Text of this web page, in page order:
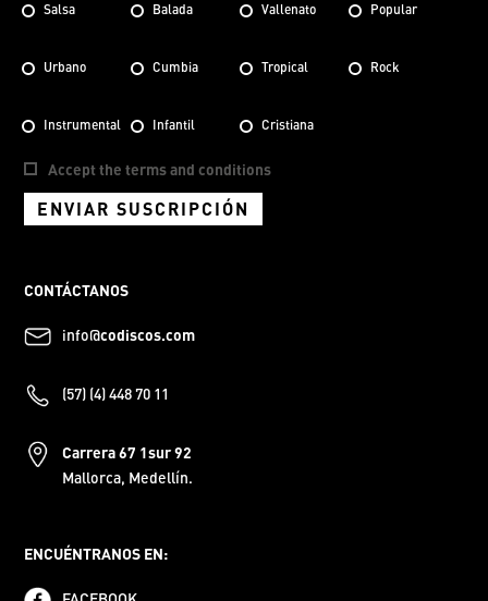
Salsa Balada Vallenato Popular
Urbano Cumbia Tropical Rock
Instrumental Infantil Cristiana
Accept the terms and conditions
ENVIAR SUSCRIPCIÓN
CONTÁCTANOS
info@codiscos.com
(57) (4) 448 70 11
Carrera 67 1sur 92
Mallorca, Medellín.
ENCUÉNTRANOS EN: